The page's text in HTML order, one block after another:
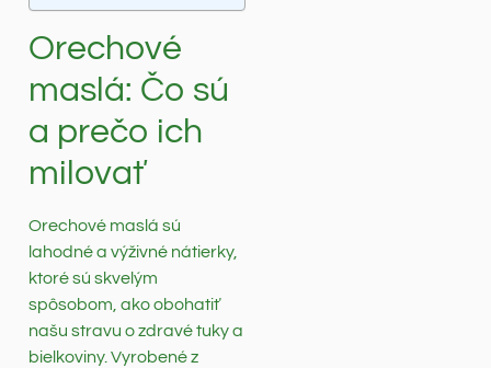
Orechové
maslá: Čo sú
a prečo ich
milovať
Orechové maslá sú
lahodné a výživné nátierky,
ktoré sú skvelým
spôsobom, ako obohatiť
našu stravu o zdravé tuky a
bielkoviny. Vyrobené z